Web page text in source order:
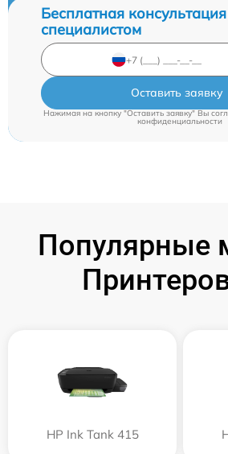
Бесплатная
специалистом
Оставить заявку
Нажимая на кнопку "Оставить заявку" Вы
конфиденциальности
Популярные
HP Ink Tank 415